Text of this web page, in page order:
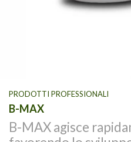
PRODOTTI PROFESSIONALI
B-MAX
B-MAX agisce